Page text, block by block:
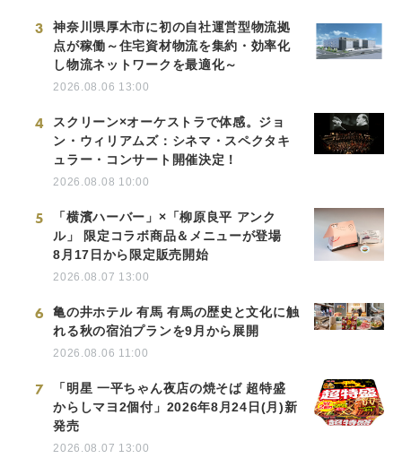
3
神奈川県厚木市に初の自社運営型物流拠
点が稼働～住宅資材物流を集約・効率化
し物流ネットワークを最適化～
2026.08.06 13:00
4
スクリーン×オーケストラで体感。ジョ
ン・ウィリアムズ：シネマ・スペクタキ
ュラー・コンサート開催決定！
2026.08.08 10:00
5
「横濱ハーバー」×「柳原良平 アンク
ル」 限定コラボ商品＆メニューが登場
8月17日から限定販売開始
2026.08.07 13:00
6
亀の井ホテル 有馬 有馬の歴史と文化に触
れる秋の宿泊プランを9月から展開
2026.08.06 11:00
7
「明星 一平ちゃん夜店の焼そば 超特盛
からしマヨ2個付」2026年8月24日(月)新
発売
2026.08.07 13:00